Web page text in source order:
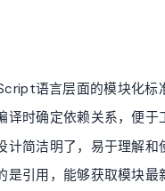
语言层面的模块化标
译时确定依赖关系，便于
计简洁明了，易于理解和
是引用，能够获取模块最